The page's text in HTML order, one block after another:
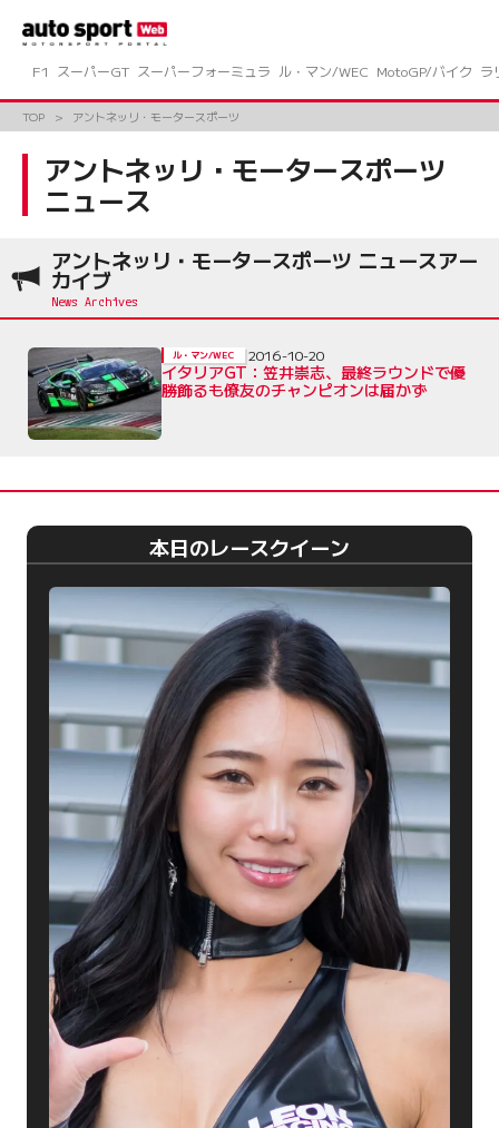
ツ
ス
F1 スーパーGT スーパーフォーミュラ ル・マン/WEC MotoGP/バイク ラ
TOP アントネッリ・モータースポーツ
アントネッリ・モータースポーツ
ニュース
アントネッリ・モータースポーツ ニュースアー
カイブ
イタリアGT：笠井崇志、最終ラウンドで優
勝飾るも僚友のチャンピオンは届かず
ル・マン/WEC 2016-10-20
本日のレースクイーン